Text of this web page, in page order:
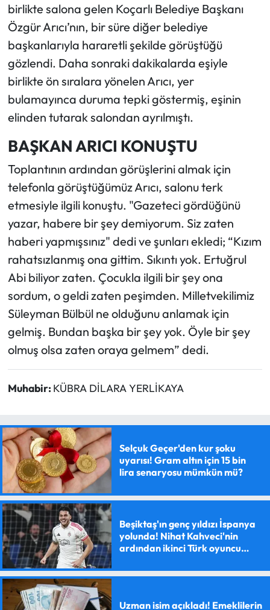
birlikte salona gelen Koçarlı Belediye Başkanı
Özgür Arıcı’nın, bir süre diğer belediye
başkanlarıyla hararetli şekilde görüştüğü
gözlendi. Daha sonraki dakikalarda eşiyle
birlikte ön sıralara yönelen Arıcı, yer
bulamayınca duruma tepki göstermiş, eşinin
elinden tutarak salondan ayrılmıştı.
BAŞKAN ARICI KONUŞTU
Toplantının ardından görüşlerini almak için
telefonla görüştüğümüz Arıcı, salonu terk
etmesiyle ilgili konuştu. "Gazeteci gördüğünü
yazar, habere bir şey demiyorum. Siz zaten
haberi yapmışsınız" dedi ve şunları ekledi; “Kızım
rahatsızlanmış ona gittim. Sıkıntı yok. Ertuğrul
Abi biliyor zaten. Çocukla ilgili bir şey ona
sordum, o geldi zaten peşimden. Milletvekilimiz
Süleyman Bülbül ne olduğunu anlamak için
gelmiş. Bundan başka bir şey yok. Öyle bir şey
olmuş olsa zaten oraya gelmem” dedi.
Muhabir: KÜBRA DİLARA YERLİKAYA
Selçuk Geçer'den kur şoku
uyarısı! Gram altın için 15 bin
lira senaryosu mümkün mü?
Beşiktaş'ın genç yıldızı İspanya
yolunda! Nihat Kahveci'nin
ardından ikinci Türk oyuncu
Uzman isim açıkladı! Emeklilerin